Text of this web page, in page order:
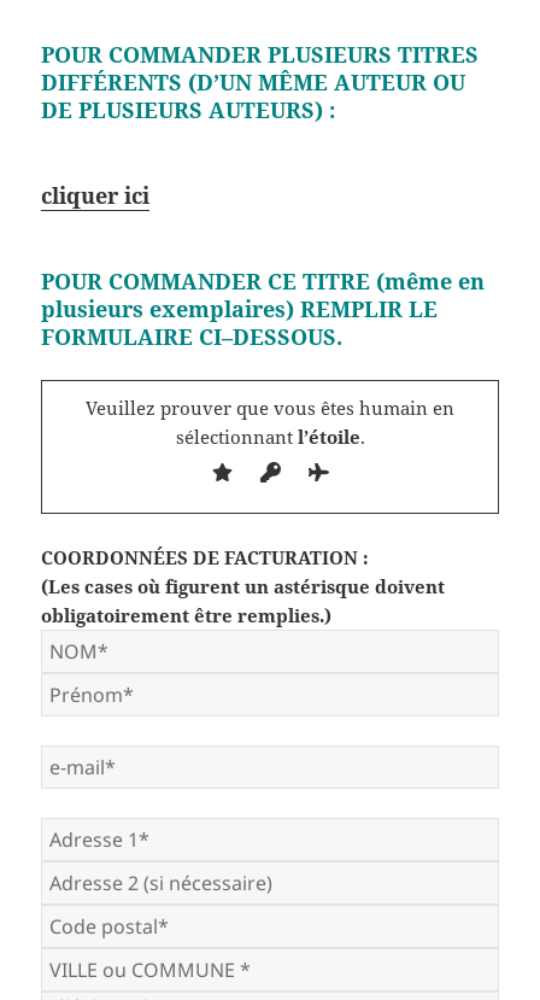
POUR COMMANDER PLUSIEURS TITRES
DIFFÉRENTS (D’UN MÊME AUTEUR OU
DE PLUSIEURS AUTEURS) :
cliquer ici
POUR COMMANDER CE TITRE (même en
plusieurs exemplaires) REMPLIR LE
FORMULAIRE CI–DESSOUS.
Veuillez prouver que vous êtes humain en
sélectionnantl’étoile.
COORDONNÉES DE FACTURATION :
(Les cases où figurent un astérisque doivent
obligatoirement être remplies.)